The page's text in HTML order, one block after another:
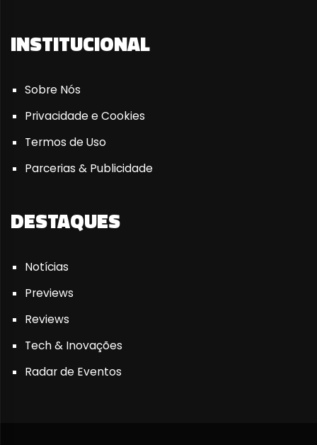
INSTITUCIONAL
Sobre Nós
Privacidade e Cookies
Termos de Uso
Parcerias & Publicidade
DESTAQUES
Notícias
Previews
Reviews
Tech & Inovações
Radar de Eventos